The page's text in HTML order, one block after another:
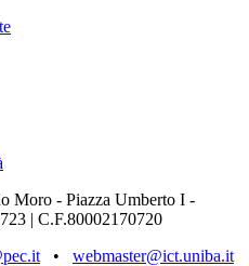
Moro - Piazza Umberto I -
| C.F.80002170720
• webmaster@ict.uniba.it